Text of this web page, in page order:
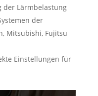
der Lärmbelastung
der
Mitsubishi, Fujitsu
Einstellungen für